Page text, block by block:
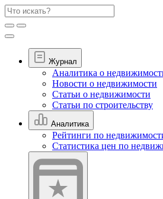
Журнал
Аналитика о
Новости о недвижимости
Статьи о недвижимости
Статьи по строительству
Аналитика
Рейтинги по
Статистика цен по